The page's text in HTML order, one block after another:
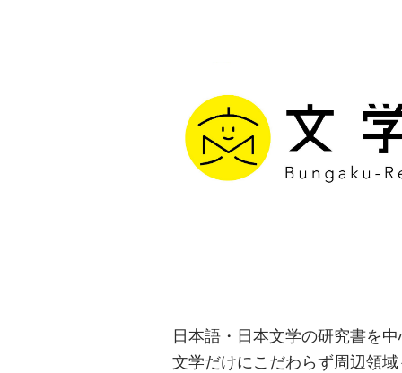
日本語・日本文学の研究書を
文学だけにこだわらず周辺領